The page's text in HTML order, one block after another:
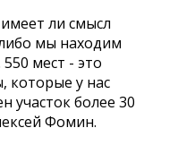
ли смысл
мы находим
мест - это
которые у нас
участок более 30
Фомин.